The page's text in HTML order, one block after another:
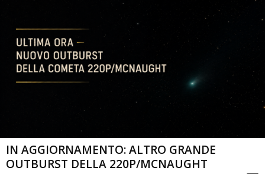
IN AGGIORNAMENTO: ALTRO GRANDE
OUTBURST DELLA 220P/MCNAUGHT